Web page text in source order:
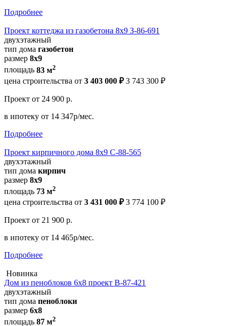
Подробнее
Проект коттеджа из газобетона 8х9 З-86-691
двухэтажный
тип дома газобетон
размер 8x9
площадь 83 м2
цена строительства от 3 403 000 ₽ 3 743 300 ₽
Проект от 24 900 р.
в ипотеку от 14 347р/мес.
Подробнее
Проект кирпичного дома 8х9 С-88-565
двухэтажный
тип дома кирпич
размер 8х9
площадь 73 м2
цена строительства от 3 431 000 ₽ 3 774 100 ₽
Проект от 21 900 р.
в ипотеку от 14 465р/мес.
Подробнее
Новинка
Дом из пеноблоков 6х8 проект В-87-421
двухэтажный
тип дома пеноблоки
размер 6х8
площадь 87 м2